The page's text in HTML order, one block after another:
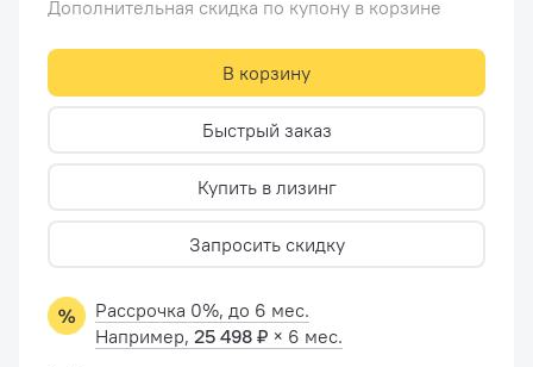
Дополнительная скидка по купону в корзине
В корзину
Быстрый заказ
Купить в лизинг
Запросить скидку
Рассрочка 0%, до 6 мес.
Например, 25 498 ₽ × 6 мес.